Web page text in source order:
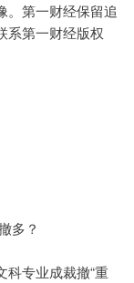
。第一财经保留追
系第一财经版权
多？
科专业成裁撤“重